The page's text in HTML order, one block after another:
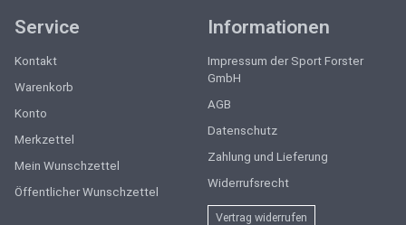
Service
Kontakt
Warenkorb
Konto
Merkzettel
Mein Wunschzettel
Öffentlicher Wunschzettel
Informationen
Impressum der Sport Forster
GmbH
AGB
Datenschutz
Zahlung und Lieferung
Widerrufsrecht
Vertrag widerrufen